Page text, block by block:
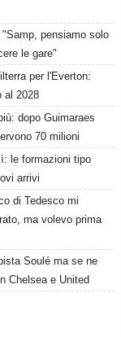
pensiamo solo
le gare"
per l'Everton:
al 2028
dopo Guimaraes
70 milioni
le formazioni tipo
arrivi
di Tedesco mi
ma volevo prima
Soulé ma se ne
Chelsea e United